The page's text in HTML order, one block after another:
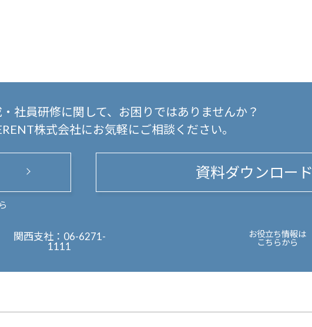
社員研修に関して、
お困りではありませんか？
株式会社にお気軽にご相談ください。
資料ダウンロード
関西支社： 06-6271-
1111
お役立ち情報は
こちらから